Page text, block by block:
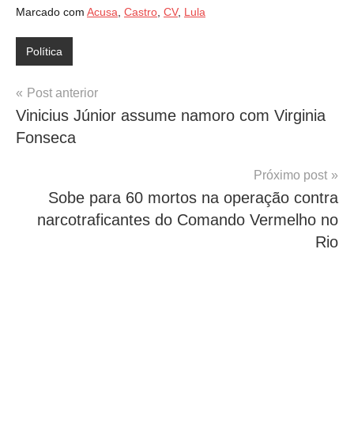
Marcado com Acusa Castro CV, Lula
Política
Navegação
de
Post
Post anterior
Vinicius Júnior assume namoro com Virginia
Fonseca
Próximo post
Sobe para 60 mortos na operação contra
narcotraficantes do Comando Vermelho no
Rio